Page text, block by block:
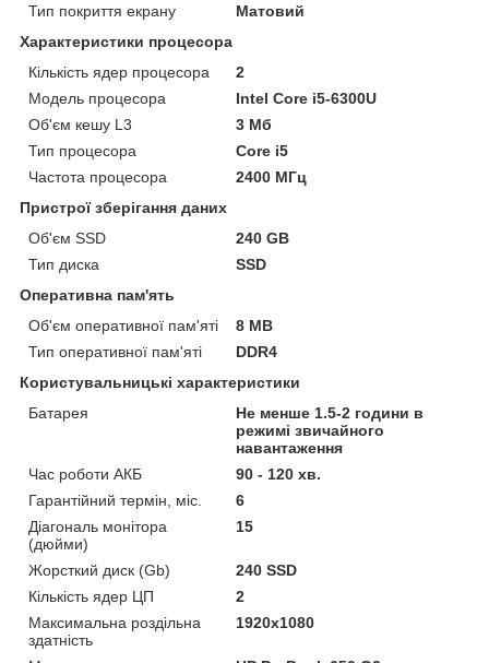
Тип покриття екрану
Матовий
Характеристики процесора
Кількість ядер процесора
2
Модель процесора
Intel Core i5-6300U
Об'єм кешу L3
3 Мб
Тип процесора
Core i5
Частота процесора
2400 МГц
Пристрої зберігання даних
Об'єм SSD
240 GB
Тип диска
SSD
Оперативна пам'ять
Об'єм оперативної пам'яті
8 MB
Тип оперативної пам'яті
DDR4
Користувальницькі характеристики
Батарея
Не менше 1.5-2 години в
режимі звичайного
навантаження
Час роботи АКБ
90 - 120 хв.
Гарантійний термін, міс.
6
Діагональ монітора
(дюйми)
15
Жорсткий диск (Gb)
240 SSD
Кількість ядер ЦП
2
Максимальна роздільна
здатність
1920x1080